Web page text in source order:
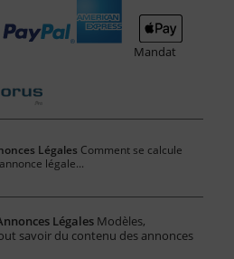
Mandat
Légales Comment se calcule
légale...
Légales Modèles,
savoir du contenu des annonces